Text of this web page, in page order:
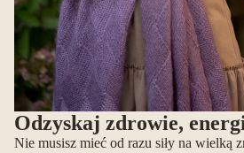
Odzyskaj zdrowie,
Nie musisz mieć od razu siły na wielką